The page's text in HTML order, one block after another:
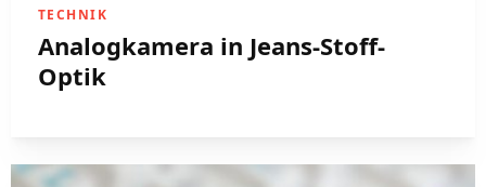
TECHNIK
Analogkamera in Jeans-Stoff-
Optik